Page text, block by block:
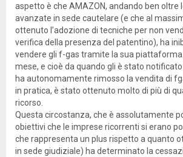
aspetto è che AMAZON, andando ben oltre
avanzate in sede cautelare (e che al
ottenuto l’adozione di tecniche per non
verifica della presenza del patentino), ha
vendere gli f-gas tramite la sua
mese, e cioè da quando gli è stato
ha autonomamente rimosso la vendita di
in pratica, è stato ottenuto molto di più di
ricorso.
Questa circostanza, che è assolutamente
obiettivi che le imprese ricorrenti si erano
che rappresenta un plus rispetto a quanto
in sede giudiziale) ha determinato la